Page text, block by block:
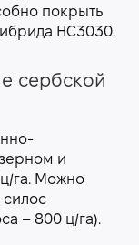
покрыть
НС3030.
сербской
и
га. Можно
силос
– 800 ц/га).